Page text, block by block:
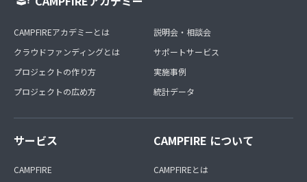
CAMPFIREアカデミーとは
クラウドファンディングとは
プロジェクトの作り方
プロジェクトの広め方
説明会・相談会
サポートサービス
実施事例
統計データ
サービス
CAMPFIRE
CAMPFIRE について
CAMPFIREとは